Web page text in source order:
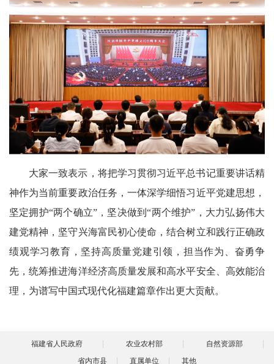
大家一致表示，将把学习贯彻习近平总书记重要讲话精
神作为当前重要政治任务，一体深学细悟习近平党建思想，
坚定拥护“两个确立”，坚决做到“两个维护”，大力弘扬伟大
建党精神，坚守兴海富民初心使命，结合树立和践行正确政
绩观学习教育，坚持高质量党建引领，担当作为、奋勇争
先，统筹推进海洋经济高质量发展和高水平安全、高效能治
理，为谱写中国式现代化福建篇章作出更大贡献。
福建省人民政府 农业农村部
自然资源部
省内市县
直属单位 其他